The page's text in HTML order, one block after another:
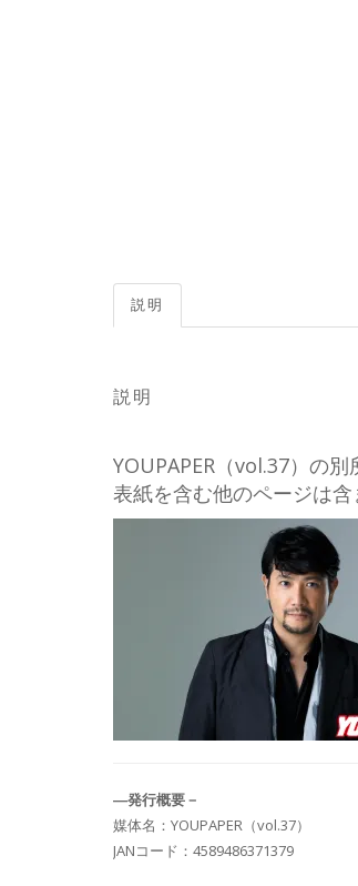
説明
説明
YOUPAPER（vol.37）の
表紙を含む他のページは含
―発行概要－
媒体名：YOUPAPER（vol.37）
JANコード：4589486371379